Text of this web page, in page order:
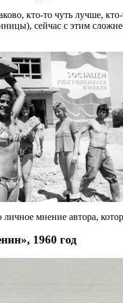
кто-то чуть лучше,
сейчас с этим
мнение автора,
1960 год